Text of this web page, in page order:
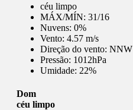
céu limpo
MÁX/MÍN: 31/16
Nuvens: 0%
Vento: 4.57 m/s
Direção do vento: NNW
Pressão: 1012hPa
Umidade: 22%
Dom
céu limpo